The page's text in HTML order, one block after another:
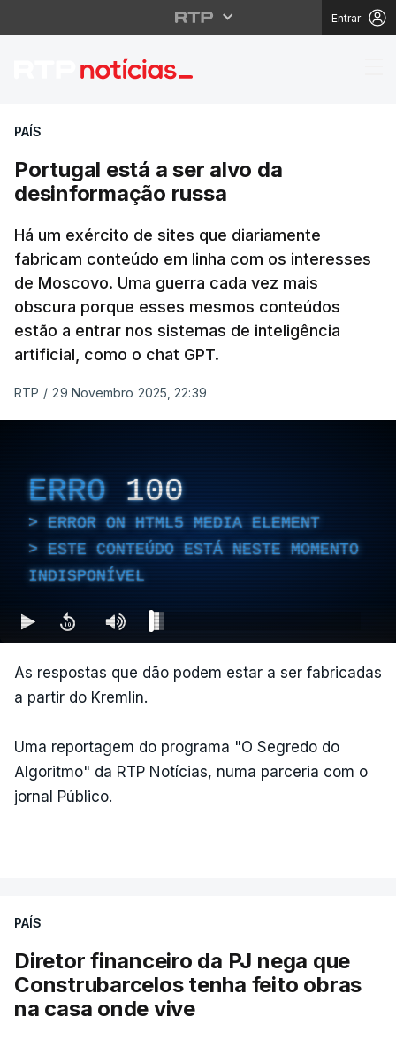
Entrar
Portugal está a ser
PAÍS
Portugal está a ser alvo da
desinformação russa
Há um exército de sites que diariamente
fabricam conteúdo em linha com os interesses
de Moscovo. Uma guerra cada vez mais
obscura porque esses mesmos conteúdos
estão a entrar nos sistemas de inteligência
artificial, como o chat GPT.
RTP / 29 Novembro 2025, 22:39
ERRO 100
ERROR ON HTML5 MEDIA ELEMENT
ESTE CONTEÚDO ESTÁ NESTE MOMENTO
INDISPONÍVEL
As respostas que dão podem estar a ser fabricadas
a partir do Kremlin.
Uma reportagem do programa "O Segredo do
Algoritmo" da RTP Notícias, numa parceria com o
jornal Público.
PAÍS
Diretor financeiro da PJ nega que
Construbarcelos tenha feito obras
na casa onde vive